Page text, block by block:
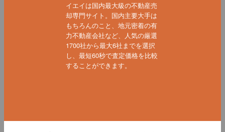
イエイは国内最大級の不動産売
却専門サイト。国内主要大手は
もちろんのこと、地元密着の有
力不動産会社など、人気の厳選
1700社から最大6社までを選択
し、最短60秒で査定価格を比較
することができます。